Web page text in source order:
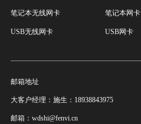
笔记本无线网卡
USB无线网卡
笔记本网卡
USB网卡
邮箱地址
大客户经理：施生：18938843975
邮箱：wdshi@fenvi.cn